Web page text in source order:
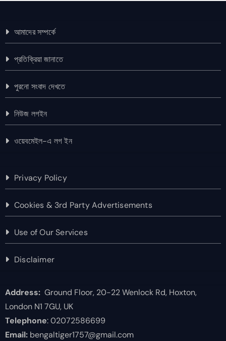
আমাদের সম্পর্কে
প্রতিক্রিয়া জানাতে
পুরনো সংবাদ দেখতে
নিউজ লগইন
ওয়েবমেইল-এ লগ ইন
Privacy Policy
Cookies & 3rd Party Advertisements
Use of Our Services
Disclaimer
Address:Ground Floor, 20-22 Wenlock Rd, Hoxton,
London N1 7GU, UK
Telephone: 02072586699
Email:bengaltiger1757@gmail.com